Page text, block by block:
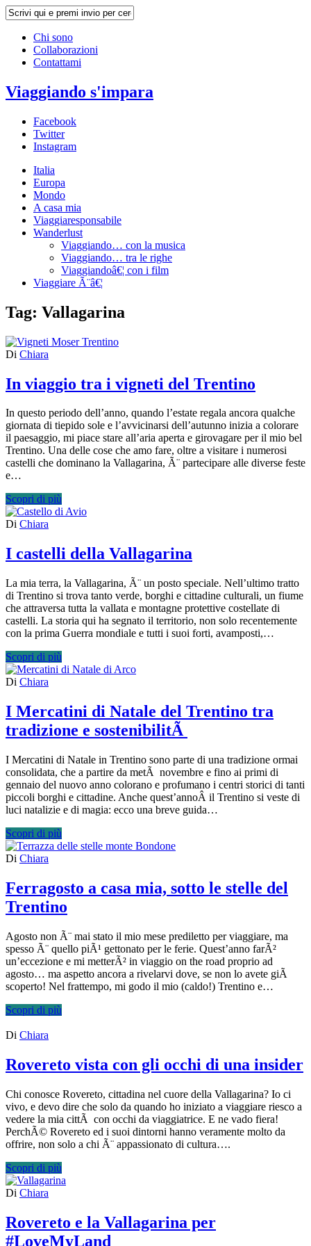
Chi sono
Collaborazioni
Contattami
Viaggiando s'impara
Facebook
Twitter
Instagram
Italia
Europa
Mondo
A casa mia
Viaggiaresponsabile
Wanderlust
Viaggiando… con la musica
Viaggiando… tra le righe
Viaggiandoâ€¦ con i film
Viaggiare Ã¨â€¦
Tag: Vallagarina
Di Chiara
In viaggio tra i vigneti del Trentino
In questo periodo dell’anno, quando l’estate regala ancora qualche
giornata di tiepido sole e l’avvicinarsi dell’autunno inizia a colorare
il paesaggio, mi piace stare all’aria aperta e girovagare per il mio bel
Trentino. Una delle cose che amo fare, oltre a visitare i numerosi
castelli che dominano la Vallagarina, Ã¨ partecipare alle diverse feste
e…
Scopri di più
Di Chiara
I castelli della Vallagarina
La mia terra, la Vallagarina, Ã¨ un posto speciale. Nell’ultimo tratto
di Trentino si trova tanto verde, borghi e cittadine culturali, un fiume
che attraversa tutta la vallata e montagne protettive costellate di
castelli. La storia qui ha segnato il territorio, non solo recentemente
con la prima Guerra mondiale e tutti i suoi forti, avamposti,…
Scopri di più
Di Chiara
I Mercatini di Natale del Trentino tra
tradizione e sostenibilitÃ
I Mercatini di Natale in Trentino sono parte di una tradizione ormai
consolidata, che a partire da metÃ novembre e fino ai primi di
gennaio del nuovo anno colorano e profumano i centri storici di tanti
piccoli borghi e cittadine. Anche quest’annoÂ il Trentino si veste di
luci natalizie e di magia: ecco una breve guida…
Scopri di più
Di Chiara
Ferragosto a casa mia, sotto le stelle del
Trentino
Agosto non Ã¨ mai stato il mio mese prediletto per viaggiare, ma
spesso Ã¨ quello piÃ¹ gettonato per le ferie. Quest’anno farÃ²
un’eccezione e mi metterÃ² in viaggio on the road proprio ad
agosto… ma aspetto ancora a rivelarvi dove, se non lo avete giÃ
scoperto! Nel frattempo, mi godo il mio (caldo!) Trentino e…
Scopri di più
Di Chiara
Rovereto vista con gli occhi di una insider
Chi conosce Rovereto, cittadina nel cuore della Vallagarina? Io ci
vivo, e devo dire che solo da quando ho iniziato a viaggiare riesco a
vedere la mia cittÃ con occhi da viaggiatrice. E ne vado fiera!
PerchÃ© Rovereto ed i suoi dintorni hanno veramente molto da
offrire, non solo a chi Ã¨ appassionato di cultura….
Scopri di più
Di Chiara
Rovereto e la Vallagarina per
#LoveMyLand